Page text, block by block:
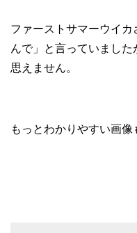
ファーストサマーウイ
んで」と言っていまし
思えません。
もっとわかりやすい画像